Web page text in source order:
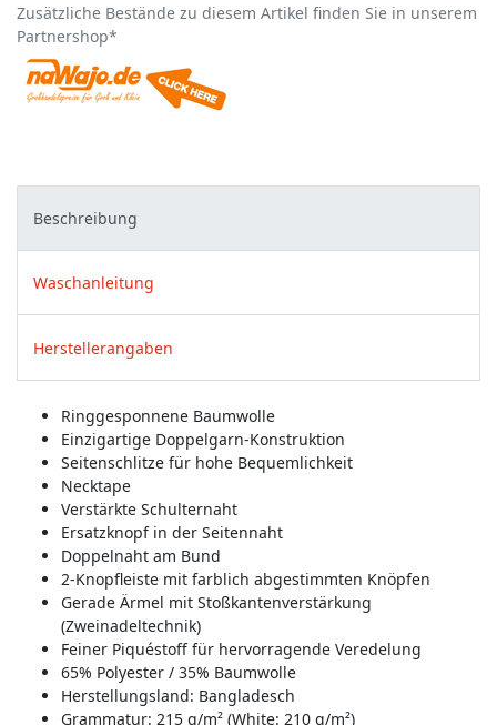
Zusätzliche Bestände zu diesem Artikel finden Sie in unserem
Partnershop*
Beschreibung
Waschanleitung
Herstellerangaben
Ringgesponnene Baumwolle
Einzigartige Doppelgarn-Konstruktion
Seitenschlitze für hohe Bequemlichkeit
Necktape
Verstärkte Schulternaht
Ersatzknopf in der Seitennaht
Doppelnaht am Bund
2-Knopfleiste mit farblich abgestimmten Knöpfen
Gerade Ärmel mit Stoßkantenverstärkung
(Zweinadeltechnik)
Feiner Piquéstoff für hervorragende Veredelung
65% Polyester / 35% Baumwolle
Herstellungsland: Bangladesch
Grammatur: 215 g/m² (White: 210 g/m²)